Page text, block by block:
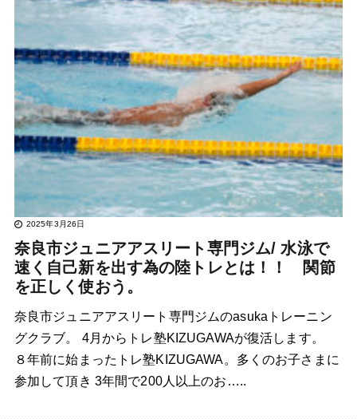
2025年3月26日
奈良市ジュニアアスリート専門ジム/ 水泳で
速く自己新を出す為の陸トレとは！！ 関節
を正しく使おう。
奈良市ジュニアアスリート専門ジムのasukaトレーニン
グクラブ。 4月からトレ塾KIZUGAWAが復活します。
８年前に始まったトレ塾KIZUGAWA。多くのお子さまに
参加して頂き 3年間で200人以上のお…..